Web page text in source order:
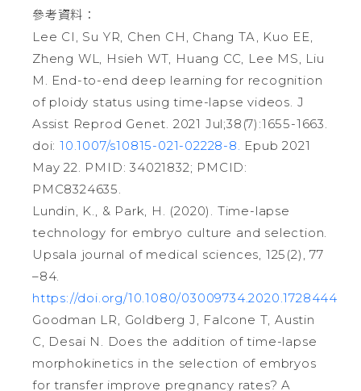
參考資料：
Lee CI, Su YR, Chen CH, Chang TA, Kuo EE,
Zheng WL, Hsieh WT, Huang CC, Lee MS, Liu
M. End-to-end deep learning for recognition
of ploidy status using time-lapse videos. J
Assist Reprod Genet. 2021 Jul;38(7):1655-1663.
doi: 10.1007/s10815-021-02228-8.
Epub 2021
May 22. PMID: 34021832; PMCID:
PMC8324635.
Lundin, K., & Park, H. (2020). Time-lapse
technology for embryo culture and selection.
Upsala journal of medical sciences, 125(2), 77
–84.
https://doi.org/10.1080/03009734.2020.1728444
Goodman LR, Goldberg J, Falcone T, Austin
C, Desai N. Does the addition of time-lapse
morphokinetics in the selection of embryos
for transfer improve pregnancy rates? A